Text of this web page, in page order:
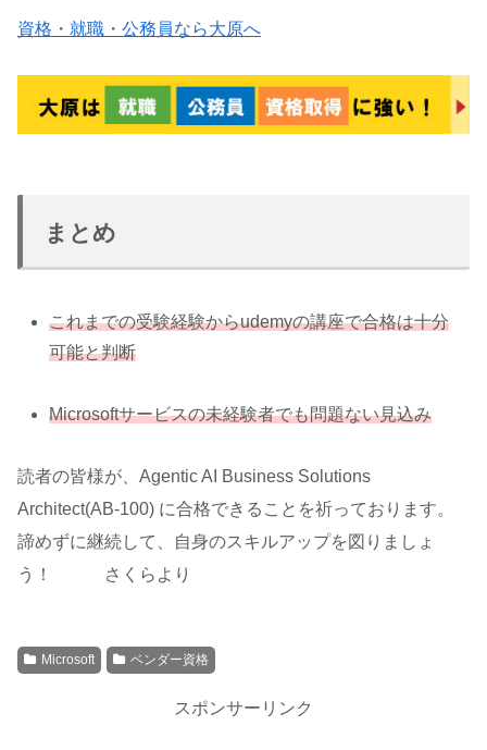
資格・就職・公務員なら大原へ
まとめ
これまでの受験経験からudemyの講座で合格は十分
可能と判断
Microsoftサービスの未経験者でも問題ない見込み
読者の皆様が、Agentic AI Business Solutions
Architect(AB-100) に合格できることを祈っております。
諦めずに継続して、自身のスキルアップを図りましょ
う！ さくらより
Microsoft ベンダー資格
スポンサーリンク